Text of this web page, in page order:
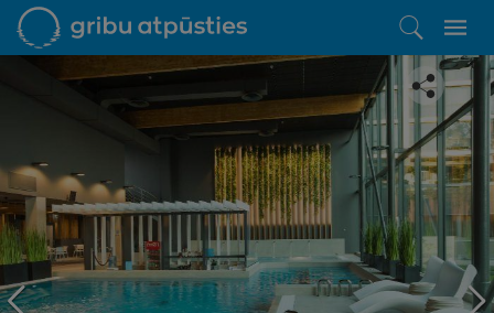
Iepatikās šis piedāvājums?
Līdz brīnišķīgai atpūtai atlikuši tikai daži soļi